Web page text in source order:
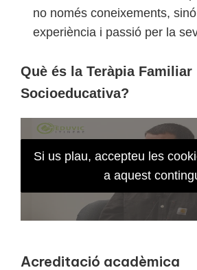
no només coneixements,
experiència i passió per la
Què és la Teràpia Familiar
Socioeducativa?
Si us plau, accepteu les
a aquest
Acreditació acadèmica